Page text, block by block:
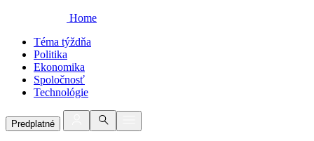
Home
Téma týždňa
Politika
Ekonomika
Spoločnosť
Technológie
Predplatné